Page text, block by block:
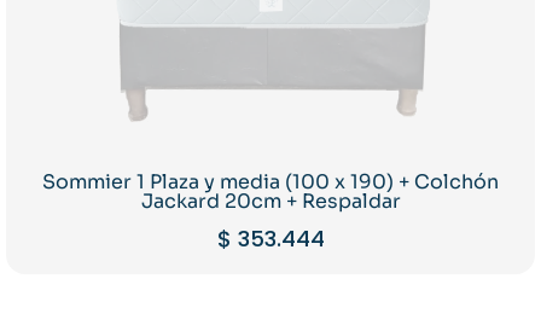
Sommier 1 Plaza y media (100 x 190) + Colchón
Jackard 20cm + Respaldar
$ 353.444